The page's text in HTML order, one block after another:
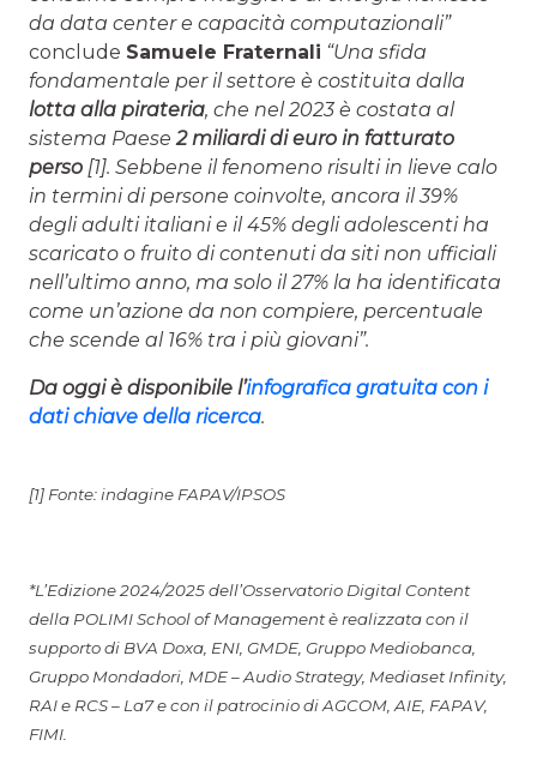
da data center e capacità computazionali”
conclude Samuele Fraternali “Una sfida
fondamentale per il settore è costituita dalla
lotta alla pirateria, che nel 2023 è costata al
sistema Paese 2 miliardi di euro in fatturato
perso [1]. Sebbene il fenomeno risulti in lieve calo
in termini di persone coinvolte, ancora il 39%
degli adulti italiani e il 45% degli adolescenti ha
scaricato o fruito di contenuti da siti non ufficiali
nell’ultimo anno, ma solo il 27% la ha identificata
come un’azione da non compiere, percentuale
che scende al 16% tra i più giovani”.
Da oggi è disponibile l’infografica gratuita con i
dati chiave della ricerca.
[1] Fonte: indagine FAPAV/IPSOS
*L’Edizione 2024/2025 dell’Osservatorio Digital Content
della POLIMI School of Management è realizzata con il
supporto di BVA Doxa, ENI, GMDE, Gruppo Mediobanca,
Gruppo Mondadori, MDE – Audio Strategy, Mediaset Infinity,
RAI e RCS – La7 e con il patrocinio di AGCOM, AIE, FAPAV,
FIMI.